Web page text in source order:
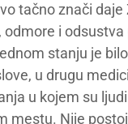
tačno znači
i
stanju je
u drugu
u kojem su
mestu. Nije